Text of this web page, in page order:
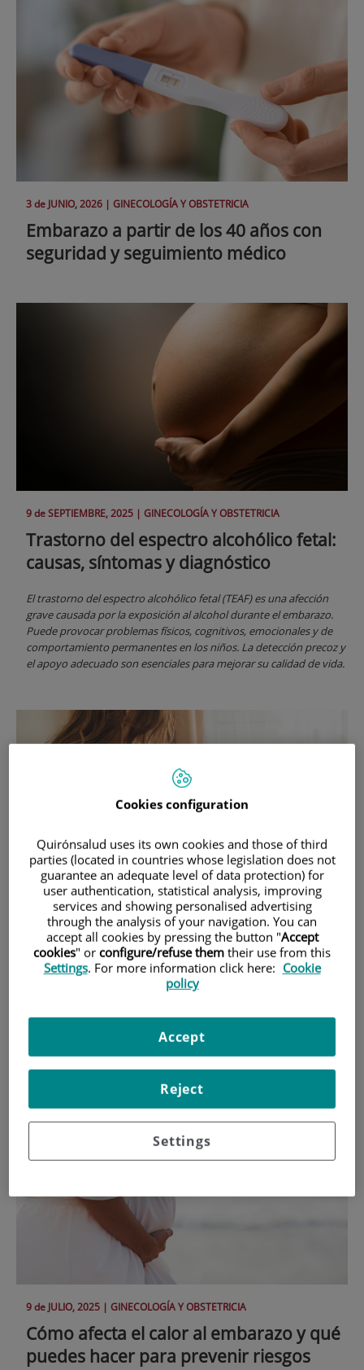
3 de JUNIO, 2026 | GINECOLOGÍA Y OBSTETRICIA
Embarazo a partir de los 40 años con
seguridad y seguimiento médico
9 deSEPTIEMBRE, 2025 | GINECOLOGÍA Y OBSTETRICIA
Trastorno del espectro alcohólico fetal:
causas, síntomas y diagnóstico
El trastorno del espectro alcohólico fetal (TEAF) es una afección
grave causada por la exposición al alcohol durante el embarazo.
Puede provocar problemas físicos, cognitivos, emocionales y de
comportamiento permanentes en los niños. La detección precoz y
el apoyo adecuado son esenciales para mejorar su calidad de vida.
6 deAGOSTO, 2025 |GINECOLOGÍA Y OBSTETRICIA, SALUD DE LA
INFANCIA
Superando retos: cómo amamantar con
éxito después de una cesárea
En la Semana de la Lactancia Materna, abordamos un tema que
preocupa a muchas madres: cómo iniciar la lactancia después de
9 de JULIO, 2025 | GINECOLOGÍA Y OBSTETRICIA
Cómo afecta el calor al embarazo y qué
puedes hacer para prevenir riesgos
Cookies configuration
Quirónsalud uses its own cookies and those of third
parties (located in countries whose legislation does not
guarantee an adequate level of data protection) for
user authentication, statistical analysis, improving
services and showing personalised advertising
through the analysis of your navigation. You can
accept all cookies by pressing the button "Accept
cookies" or configure/refuse them their use from this
Settings. For more information click here: Cookie
policy
Settings
Reject
Accept